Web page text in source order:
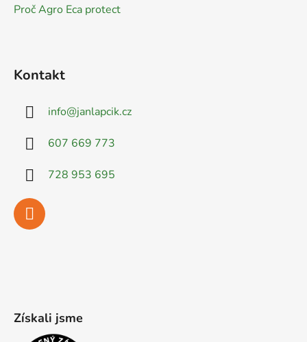
Proč Agro Eca protect
Kontakt
info@janlapcik.cz
607 669 773
728 953 695
Získali jsme